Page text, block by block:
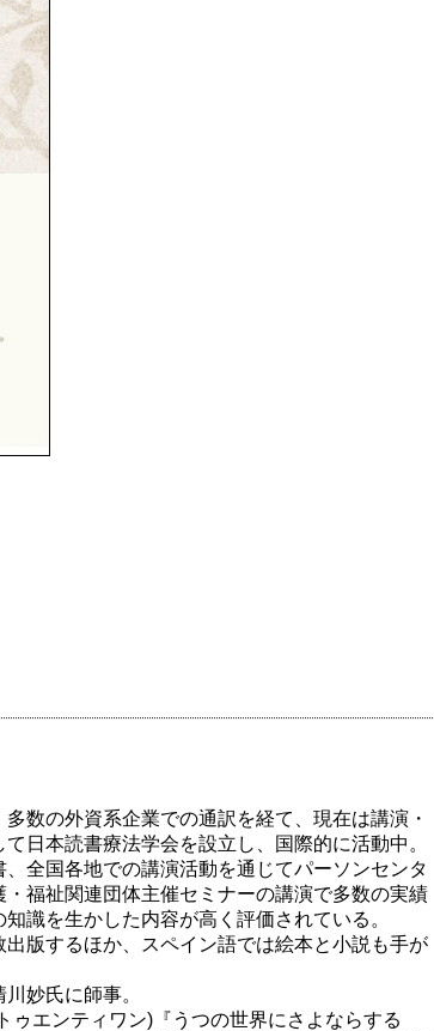
数の外資系企業での通訳を経て、現在は講演・
日本読書療法学会を設立し、国際的に活動中。
全国各地での講演活動を通じてパーソンセンタ
福祉関連団体主催セミナーの講演で多数の実績
識を生かした内容が高く評価されている。
版するほか、スペイン語では絵本と小説も手が
妙氏に師事。
エンティワン)『うつの世界にさよならする